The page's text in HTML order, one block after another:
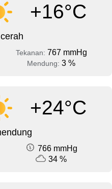
+16°C
Tekanan: 767 mmHg
Mendung: 3 %
+24°C
766 mmHg
34 %